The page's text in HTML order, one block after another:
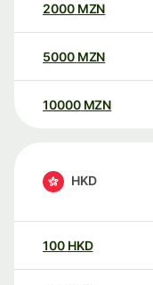
2000 MZN
5000 MZN
10000 MZN
HKD
100 HKD